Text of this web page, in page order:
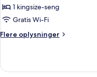
1 kingsize-seng
Gratis Wi-Fi
Flere oplysninger
Flere
Deluxe